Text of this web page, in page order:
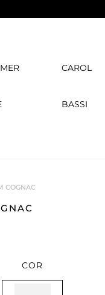
CAROL
BASSI
COGNAC
COR